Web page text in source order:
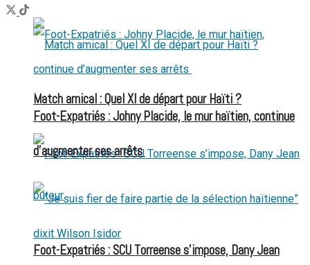
Match amical : Quel XI de départ pour Haïti ?
Foot-Expatriés : SCU Torreense s’impose, Dany Jean
Foot-Expatriés : Johny Placide, le mur haïtien, continue
d’augmenter ses arrêts